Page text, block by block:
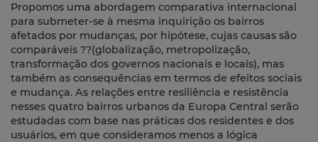
Propomos uma abordagem comparativa internacional
para submeter-se à mesma inquirição os bairros
afetados por mudanças, por hipótese, cujas causas são
comparáveis ??(globalização, metropolização,
transformação dos governos nacionais e locais), mas
também as consequências em termos de efeitos sociais
e mudança. As relações entre resiliência e resistência
nesses quatro bairros urbanos da Europa Central serão
estudadas com base nas práticas dos residentes e dos
usuários, em que consideramos menos a lógica